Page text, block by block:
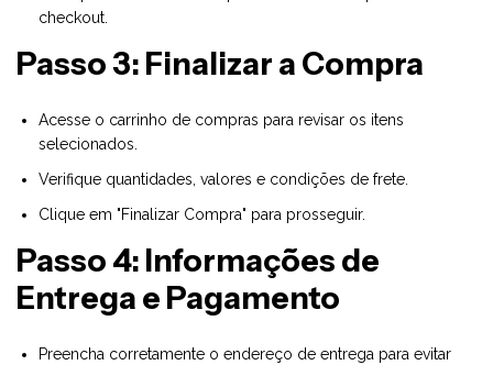
checkout.
Passo 3: Finalizar a Compra
Acesse o carrinho de compras para revisar os itens
selecionados.
Verifique quantidades, valores e condições de frete.
Clique em "Finalizar Compra" para prosseguir.
Passo 4: Informações de
Entrega e Pagamento
Preencha corretamente o endereço de entrega para evitar